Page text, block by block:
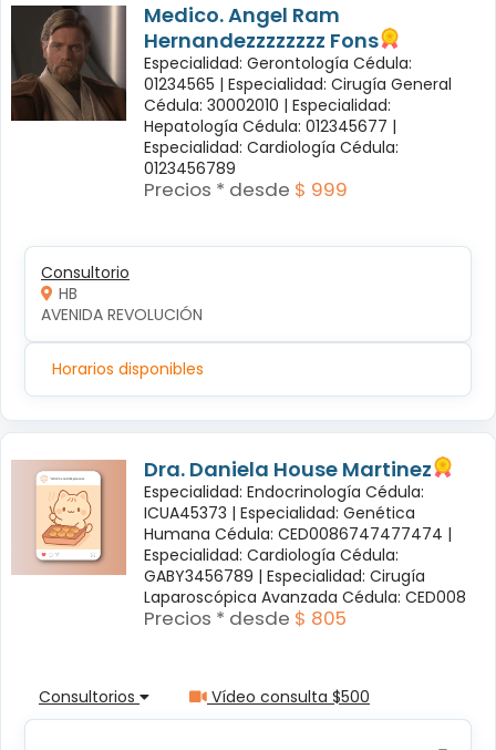
Medico. Angel Ram
Hernandezzzzzzzz Fons
Especialidad: Gerontología Cédula:
01234565 | Especialidad: Cirugía General
Cédula: 30002010 | Especialidad:
Hepatología Cédula: 012345677 |
Especialidad: Cardiología Cédula:
0123456789
Precios * desde $ 999
Consultorio
HB
AVENIDA REVOLUCIÓN
Horarios disponibles
Dra. Daniela House Martinez
Especialidad: Endocrinología Cédula:
ICUA45373 | Especialidad: Genética
Humana Cédula: CED0086747477474 |
Especialidad: Cardiología Cédula:
GABY3456789 | Especialidad: Cirugía
Laparoscópica Avanzada Cédula: CED008
Precios * desde $ 805
Consultorios Vídeo consulta $500